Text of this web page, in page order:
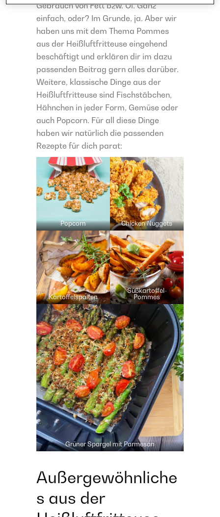
Gebrauch von Fett bzw. Öl. Ganz
einfach, oder? Im Grunde, ja. Aber wir
haben uns mit dem Thema Pommes
aus der Heißluftfritteuse eingehend
beschäftigt und erklären dir im dazu
passenden Beitrag gern alles darüber.
Weitere, klassische Dinge aus der
Heißluftfritteuse sind Fischstäbchen,
Hähnchen in jeder Form, Gemüse oder
auch Popcorn. Für all diese Dinge
haben wir natürlich die passenden
Rezepte für dich parat:
Popcorn Chicken Nuggets
Kartoffelspalten
Süßkartoffel-
Pommes
Grüner Spargel mit Parmesan
Außergewöhnliche
s aus der